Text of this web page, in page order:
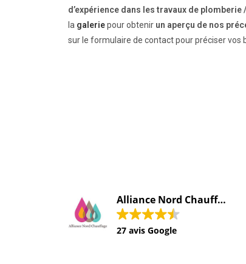
d’expérience dans les travaux de plomberie
la galeriepour obtenir un aperçu de nos
sur le formulaire de contact pour préciser vos
Alliance Nord Chauffage SARL
27 avis Google
feriel
Pas déçu du
contacté cette
disponibilité a